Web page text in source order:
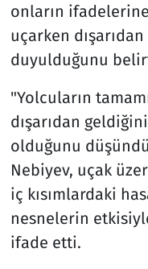
onların
uçarken
duyulduğunu
"Yolcuların
dışarıdan
olduğunu
Nebiyev, uçak
iç kısımlardaki
nesnelerin
ifade etti.